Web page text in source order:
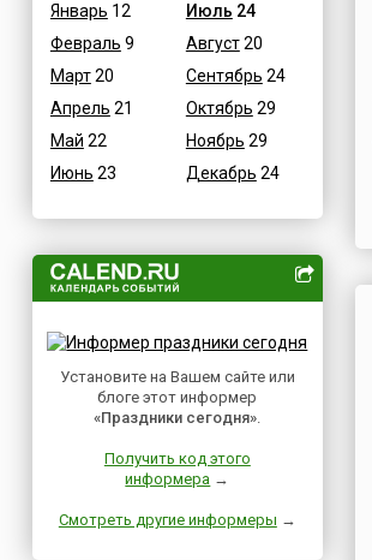
Январь 12
Февраль 9
Март20
Апрель 21
Май 22
Июнь 23
Июль 24
Август20
Сентябрь 24
Октябрь 29
Ноябрь 29
Декабрь 24
Установите на Вашем сайте или
блоге этот информер
«Праздники сегодня».
Получить код этого
информера →
Смотреть другие информеры →